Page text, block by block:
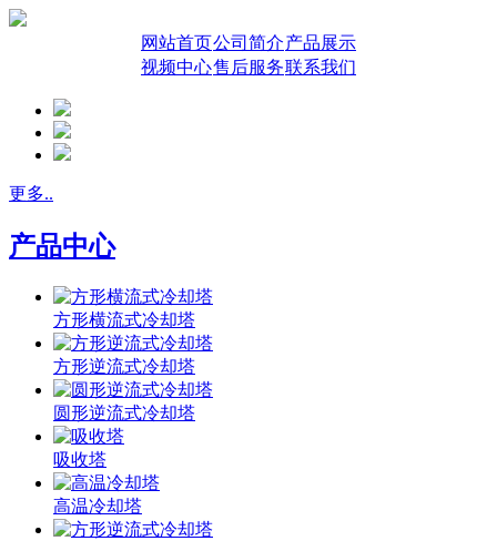
网站首页公司简介产品展示
视频中心售后服务联系我们
更多..
产品中心
方形横流式冷却塔
方形逆流式冷却塔
圆形逆流式冷却塔
吸收塔
高温冷却塔